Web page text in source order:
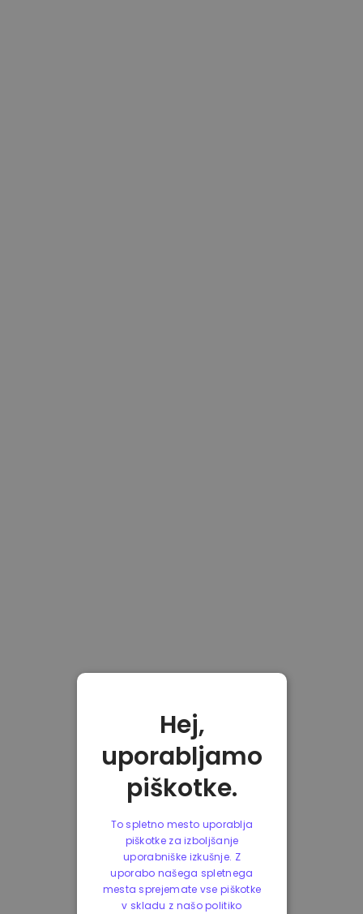
Hej,
uporabljamo
piškotke.
To spletno mesto uporablja
piškotke za izboljšanje
uporabniške izkušnje. Z
uporabo našega spletnega
mesta sprejemate vse piškotke
v skladu z našo politiko